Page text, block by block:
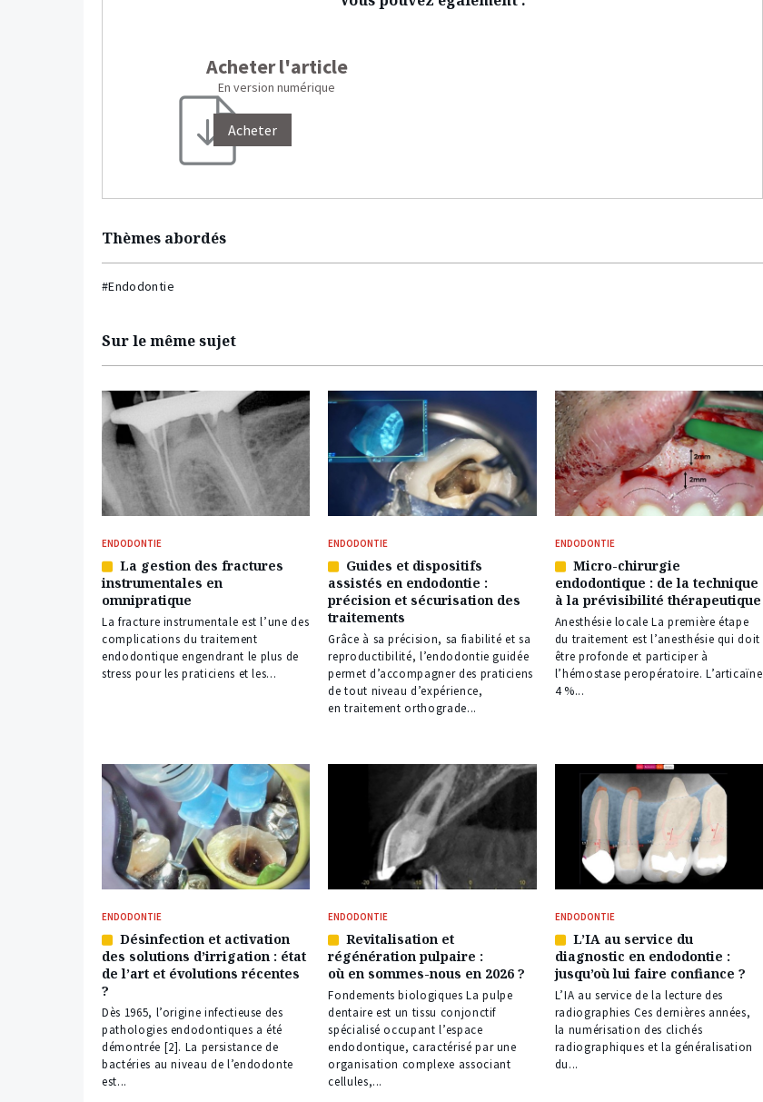
Acheter l'article
En version numérique
Acheter
Thèmes abordés
#Endodontie
Sur le même sujet
ENDODONTIE
Article
réservé
à
nos
abonnés
La gestion des fractures
instrumentales en
omnipratique
La fracture instrumentale est l’une des
complications du traitement
endodontique engendrant le plus de
stress pour les praticiens et les...
ENDODONTIE
Article
réservé
à
nos
abonnés
Guides et dispositifs
assistés en endodontie :
précision et sécurisation des
traitements
Grâce à sa précision, sa fiabilité et sa
reproductibilité, l’endodontie guidée
permet d’accompagner des praticiens
de tout niveau d’expérience,
en traitement orthograde...
ENDODONTIE
Article
réservé
à
nos
abonnés
Micro-chirurgie
endodontique : de la technique
à la prévisibilité thérapeutique
Anesthésie locale La première étape
du traitement est l’anesthésie qui doit
être profonde et participer à
l’hémostase peropératoire. L’articaïne
4 %...
ENDODONTIE
Article
réservé
à
nos
abonnés
Désinfection et activation
des solutions d’irrigation : état
de l’art et évolutions récentes
?
Dès 1965, l’origine infectieuse des
pathologies endodontiques a été
démontrée [2]. La persistance de
bactéries au niveau de l’endodonte
est...
ENDODONTIE
Article
réservé
à
nos
abonnés
Revitalisation et
régénération pulpaire :
où en sommes-nous en 2026 ?
Fondements biologiques La pulpe
dentaire est un tissu conjonctif
spécialisé occupant l’espace
endodontique, caractérisé par une
organisation complexe associant
cellules,...
ENDODONTIE
Article
réservé
à
nos
abonnés
L’IA au service du
diagnostic en endodontie :
jusqu’où lui faire confiance ?
L’IA au service de la lecture des
radiographies Ces dernières années,
la numérisation des clichés
radiographiques et la généralisation
du...